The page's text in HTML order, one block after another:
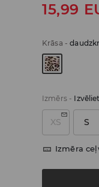
15,99
Krāsa -
Izmērs-
XS S
Izmēra